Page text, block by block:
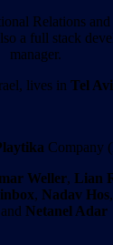
Relations
a full stack
manager.
lives in Tel
Company
Weller, Lian
, Nadav Hos,
and Netanel Adar